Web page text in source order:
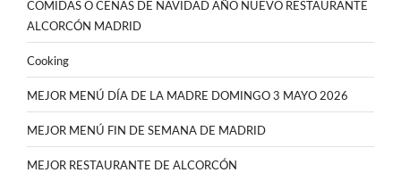
COMIDAS O CENAS DE NAVIDAD AÑO NUEVO RESTAURANTE
ALCORCÓN MADRID
Cooking
MEJOR MENÚ DÍA DE LA MADRE DOMINGO 3 MAYO 2026
MEJOR MENÚ FIN DE SEMANA DE MADRID
MEJOR RESTAURANTE DE ALCORCÓN